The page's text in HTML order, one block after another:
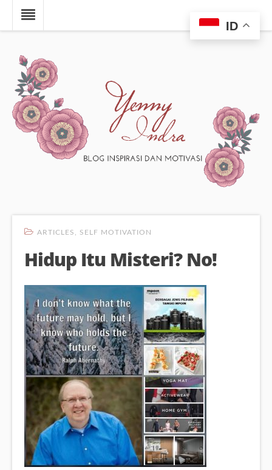
ARTICLES SELF MOTIVATION
Hidup Itu Misteri? No!
ID